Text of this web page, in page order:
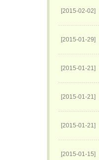
[2015-02-02]
[2015-01-29]
[2015-01-21]
[2015-01-21]
[2015-01-21]
[2015-01-15]